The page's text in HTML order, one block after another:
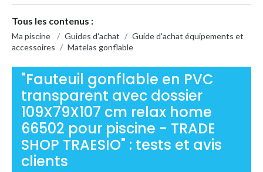
Tous les contenus :
Ma piscine / Guides d'achat / Guide d'achat équipements et
accessoires / Matelas gonflable
"Fauteuil gonflable en PVC
transparent avec dossier
109X79X107 cm relax home
66502 pour piscine - TRADE
SHOP TRAESIO" : tests et avis
clients